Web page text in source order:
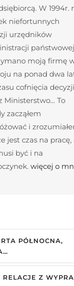
W 1994r.
niefortunnych
urzędników
moją firmę
na ponad dwa
cofnięcia decyzji
Ministerstwo… To
zacząłem
i
jest czas na pracę,
być i na
więcej o
PÓŁNOCNA,
RELACJE Z